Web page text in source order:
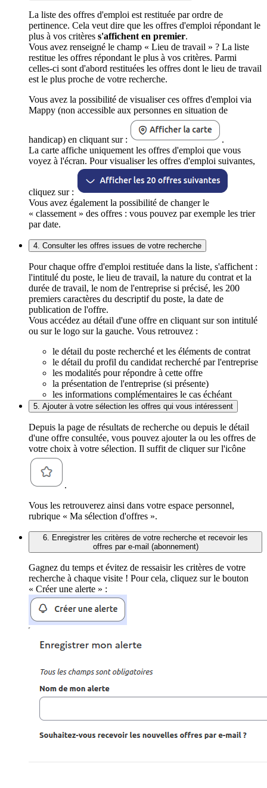
La liste des offres d'emploi est restituée par ordre de
pertinence. Cela veut dire que les offres d'emploi répondant le
plus à vos critères s'affichent en premier.
Vous avez renseigné le champ « Lieu de travail » ? La liste
restitue les offres répondant le plus à vos critères. Parmi
celles-ci sont d'abord restituées les offres dont le lieu de travail
est le plus proche de votre recherche.
Vous avez la possibilité de visualiser ces offres d'emploi via
Mappy (non accessible aux personnes en situation de
handicap) en cliquant sur :
.
La carte affiche uniquement les offres d'emploi que vous
voyez à l'écran. Pour visualiser les offres d'emploi suivantes,
cliquez sur :
Vous avez également la possibilité de changer le
« classement » des offres : vous pouvez par exemple les trier
par date.
4. Consulter les offres issues de votre recherche
Pour chaque offre d'emploi restituée dans la liste, s'affichent :
l'intitulé du poste, le lieu de travail, la nature du contrat et la
durée de travail, le nom de l'entreprise si précisé, les 200
premiers caractères du descriptif du poste, la date de
publication de l'offre.
Vous accédez au détail d'une offre en cliquant sur son intitulé
ou sur le logo sur la gauche. Vous retrouvez :
le détail du poste recherché et les éléments de contrat
le détail du profil du candidat recherché par l'entreprise
les modalités pour répondre à cette offre
la présentation de l'entreprise (si présente)
les informations complémentaires le cas échéant
5. Ajouter à votre sélection les offres qui vous intéressent
Depuis la page de résultats de recherche ou depuis le détail
d'une offre consultée, vous pouvez ajouter la ou les offres de
votre choix à votre sélection. Il suffit de cliquer sur l'icône
.
Vous les retrouverez ainsi dans votre espace personnel,
rubrique « Ma sélection d'offres ».
6. Enregistrer les critères de votre recherche et recevoir les
offres par e-mail (abonnement)
Gagnez du temps et évitez de ressaisir les critères de votre
recherche à chaque visite ! Pour cela, cliquez sur le bouton
« Créer une alerte » :